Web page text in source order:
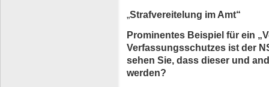
„Strafvereitelung im Amt“
Prominentes Beispiel für ein
Verfassungsschutzes ist der
sehen Sie, dass dieser und
werden?